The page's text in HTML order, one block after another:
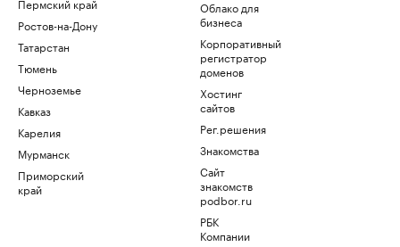
Ростов-на-Дону
Татарстан
Тюмень
Черноземье
Кавказ
Карелия
Мурманск
Приморский
край
Облако для
бизнеса
Корпоративный
регистратор
доменов
Хостинг
сайтов
Рег.решения
Знакомства
Сайт
знакомств
podbor.ru
РБК
Компании